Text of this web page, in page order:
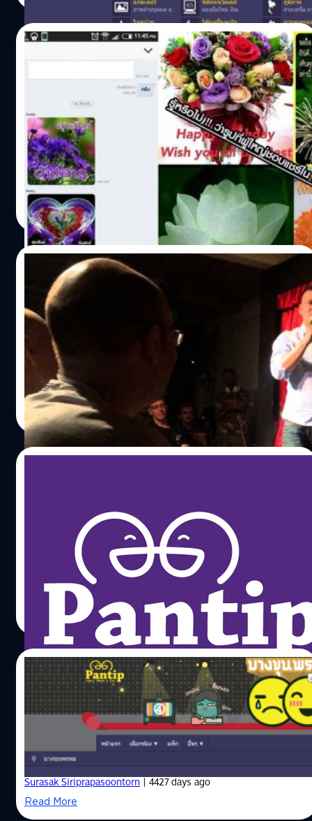
05/02/2015
รู้หรือไม่ !! ว่ารูปที่ผู้ใหญ่ชอบแชร์ใน LINE มา
จากไหนกันแน่ ??
สมัยนี้การติดต่อสื่อสารกับคนในบ้านหรือญาติ ๆ ของเรา
สามารถทำได้ง่ายขึ้นอย่างมาก ด้วยความสามารถของ
Smartphone และ APP LINE หรือ WhatAPP ที่ใช้ในการแชท
ที่ทุกคนรู้จักกันดี ก็ทำให้เราสามารถพูดคุย ติดต่อสื่อสารกับ
คนภายในครอบครัวเราได้อย่างง่ายดาย สำหรับคนที่มีกรุ๊ป
LINE ในครอบครัวแล้ว สิ่งหนึ่งที่พวกเรามักจะเจอกันเป็น
ประจำก็คือ การแชร์ข้อความต่าง ๆ ที่มาจากบน Social Media
อื่น ๆ (ว่าแต่ทำไมแทบไม่คุยกันเลยล่ะเนี่ย??)
Totsapon Kritsadangphorn | 4201 days ago
Read More
20/01/2015
ลองวิธีนี้ดู หนูพูดภาษาอังกฤษได้แน่!
“วิชาภาษาอังกฤษ” ไม้เบื่อไม้เมาทางการศึกษาที่นักเรียนไทย
ต้องสู้รบกับหลักสูตรมาอย่างยาวนานหลายทศวรรษ ... ผม
สะกิดใจกับคำพูดหนึ่งซึ่งมาจากเพื่อนเก่าร่วมชั้นประถมศึกษา
สถาบันเดียวกัน เธอเข้ามาคอมเม้นต์ใต้วิดีโอคลิปลูกสาวของ
ผมเองที่แสดงการพูดภาษาอังกฤษได้อย่างคล่องแคล่วในวัย
4 ขวบปี เพื่อนบอกว่า “เห็นแล้วสลดใจตัวเอง นี่แปลว่าที่ผ่าน
มา เราเรียนกันมาผิดหมดใช่ไหมเนี่ย?​ จบปี 4 แล้วถึงยังพูด
ภาษาอังกฤษกันไม่ได้!” ...หลายคนอ่านมาถึงบรรทัดนี้ก็คง
ผงกหัวตามเพราะตัวเองก็รู้สึกเช่นนั้น ... ทำไมหนอ? วิชาที่มี
เป็นเพราะเขาลืมเพิ่มเติมเป้าหมายต่อท้ายหลักสูตรว่าอ่าน
ออก-เขียนได้แล้ว “ต้องพูดได้ด้วย” น่ะสินะครับ
พงศ์สุข หิรัญพฤกษ์ | 4216 days ago
Read More
เมื่อสัปดาห์ที่ผ่านมา ทางเว็บไซต์เว็บบอร์ดชื่อดังอย่าง พัน
ทิป.com ได้เปิดตัวห้องใหม่ “บางขุนพรหม” เป็นกระแสในหมู่ผู้
ใช้งานอินเตอร์เน็ตอยู่พักนึงเลยทีเดียว และวันนี้ทางพันทิป
ก็ได้ออกฟีเจอร์ใหม่ มาให้ผู้ใช้งานเว็บพันทิปได้ใช้งานกัน
สะดวกและสามารถรับข่าวสารกระทู้ที่น่าสนใจได้มากยิ่งขึ้น อัน
แรกเลยก็คือฟีเจอร์ Pantip Trend ซึ่งเหมาะสำหรับผู้ใช้บริการ
ผ่านทางสื่ออื่นๆ ที่ไม่ได้เข้าเว็บพันทิปโดยตรง อาจจะเป็นการ
แชร์ผ่านหน้า Facebook หรือ Twitter รวมไปถึงผู้ใช้ขาจรอื่นๆ
จึงเกิดเป็นฟีเจอร์ Pantip Trend นี้ขึ้นมา เพื่อสนอง Need ผู้ที่
กลัวการตกกระแส โดย Pantip Trend นี้จะเป็นการแสดง 50
กระทู้ที่มีคนอ่านมากที่สุดใน 24 ชั่วโมงที่ผ่านมา ซึ่งสามารถดู
ได้จากหน้าแรกของเว็บพันทิปได้เลย โดยคลิกแท็บ Pantip
Trend ที่อยู่ข้างๆ แท็บ Pantip Pick ใครกลัวตกเทรนด์ กลัว
ไม่ทันกระแส กลัวพรุ่งนี้จะคุยกับเพื่อนไม่รู้เรื่อง ก็ห้ามพลาด
ฟีเจอร์นี้เด็ดขาด ส่วนอีกอันก็คือฟีเจอร์ที่เรียกว่า กระทู้ที่คุณ
อาจสนใจ ซึ่งเหมาะสำหรับผู้ใช้งานที่ต้องการต่อยอดไปกระทู้
อื่นๆ ที่มีเนื้อหาใกล้เคียงกับกระทู้ที่อ่านอยู่ ซึ่งอาจจะเทียบได้
กับส่วน Suggested Videos บน YouTube ที่จะมีวีดีโอที่คาดว่า
Surasak Siriprapasoontorn | 4419 days ago
Read More
24/06/2014
พันทิปเปิดตัวห้องใหม่!
เว็บไซต์ Webboard ชื่อดังอันดับ 1 ของเมืองไทยอย่าง
www.pantip.com ได้ฤกษ์เปิดห้องใหม่ "บางขุนพรหม"
Surasak Siriprapasoontorn| 4427 days ago
Read More